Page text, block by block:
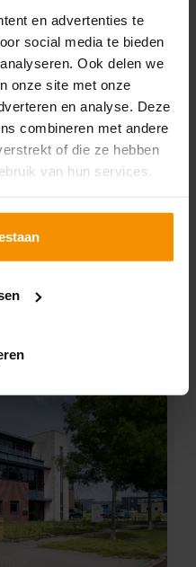
en advertenties te
social media te bieden
Ook delen we
onze site met onze
en analyse. Deze
combineren met andere
of die ze hebben
van hun services.